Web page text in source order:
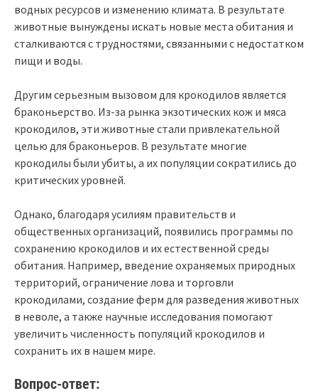
водных ресурсов и изменению климата. В результате
животные вынуждены искать новые места обитания и
сталкиваются с трудностями, связанными с недостатком
пищи и воды.
Другим серьезным вызовом для крокодилов является
браконьерство. Из-за рынка экзотических кож и мяса
крокодилов, эти животные стали привлекательной
целью для браконьеров. В результате многие
крокодилы были убиты, а их популяции сократились до
критических уровней.
Однако, благодаря усилиям правительств и
общественных организаций, появились программы по
сохранению крокодилов и их естественной среды
обитания. Например, введение охраняемых природных
территорий, ограничение лова и торговли
крокодилами, создание ферм для разведения животных
в неволе, а также научные исследования помогают
увеличить численность популяций крокодилов и
сохранить их в нашем мире.
Вопрос-ответ: